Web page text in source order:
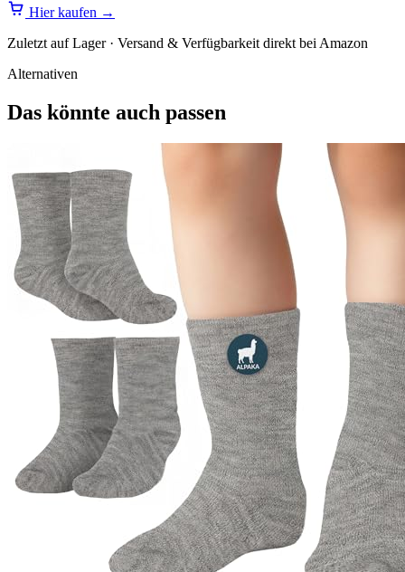
Hier kaufen →
Zuletzt auf Lager · Versand & Verfügbarkeit direkt bei Amazon
Alternativen
Das könnte auch passen